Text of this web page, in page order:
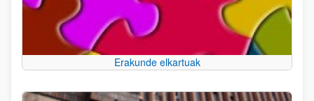
Erakunde elkartuak